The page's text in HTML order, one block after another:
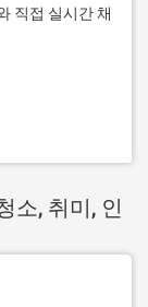
직접 실시간 채
소, 취미, 인